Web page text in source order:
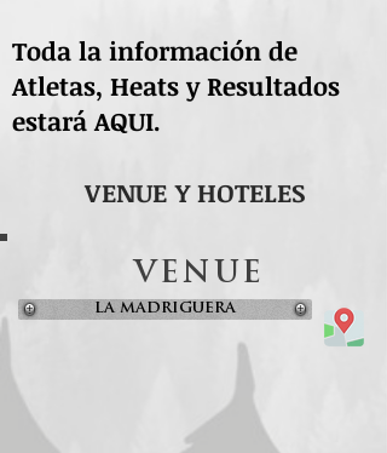
Toda la información de
Atletas, Heats y Resultados
estará AQUI.
VENUE Y HOTELES
VENUE
LA MADRIGUERA